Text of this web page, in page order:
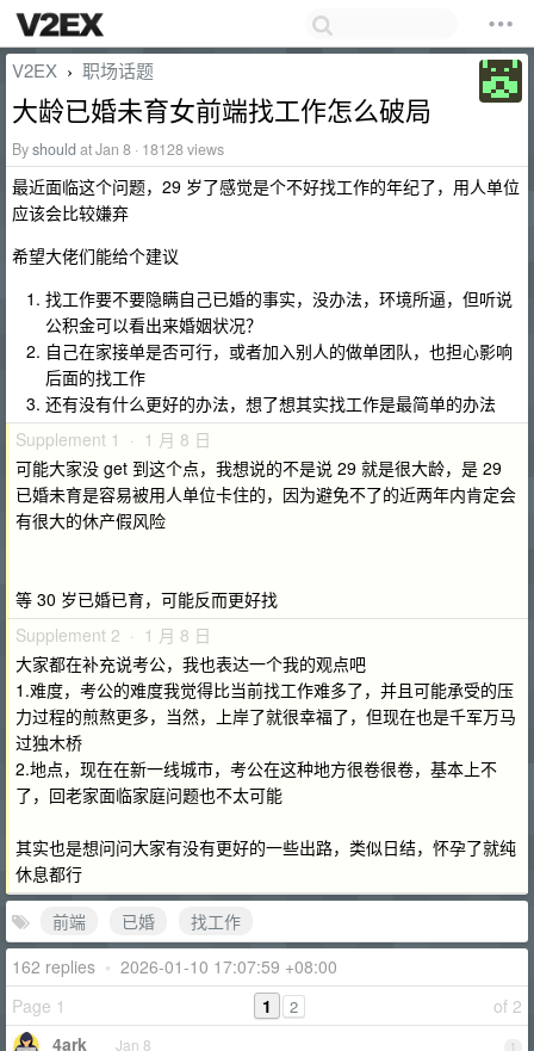
V2EX › 职场话题
大龄已婚未育女前端找工作怎么破局
Byshould at Jan 8 · 18128 views
最近面临这个问题，29 岁了感觉是个不好找工作的年纪了，用人单位
应该会比较嫌弃
希望大佬们能给个建议
找工作要不要隐瞒自己已婚的事实，没办法，环境所逼，但听说
公积金可以看出来婚姻状况？
自己在家接单是否可行，或者加入别人的做单团队，也担心影响
后面的找工作
还有没有什么更好的办法，想了想其实找工作是最简单的办法
Supplement 1 · 1 月 8 日
可能大家没 get 到这个点，我想说的不是说 29 就是很大龄，是 29
已婚未育是容易被用人单位卡住的，因为避免不了的近两年内肯定会
有很大的休产假风险
等 30 岁已婚已育，可能反而更好找
Supplement 2 · 1 月 8 日
大家都在补充说考公，我也表达一个我的观点吧
1.难度，考公的难度我觉得比当前找工作难多了，并且可能承受的压
力过程的煎熬更多，当然，上岸了就很幸福了，但现在也是千军万马
过独木桥
2.地点，现在在新一线城市，考公在这种地方很卷很卷，基本上不
了，回老家面临家庭问题也不太可能
其实也是想问问大家有没有更好的一些出路，类似日结，怀孕了就纯
休息都行
前端
已婚
找工作
162 replies • 2026-01-10 17:07:59 +08:00
Page 1
of 2
1 2
1
4ark Jan 8